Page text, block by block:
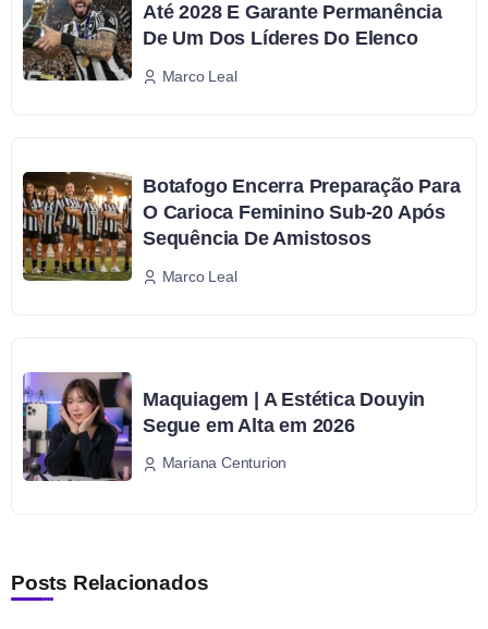
Até 2028 E Garante Permanência
De Um Dos Líderes Do Elenco
Marco Leal
Botafogo Encerra Preparação Para
O Carioca Feminino Sub-20 Após
Sequência De Amistosos
Marco Leal
Maquiagem | A Estética Douyin
Segue em Alta em 2026
Mariana Centurion
Posts Relacionados